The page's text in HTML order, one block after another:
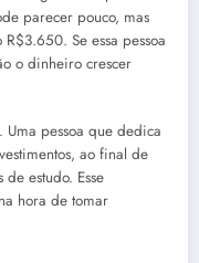
parecer pouco, mas
Se essa pessoa
o dinheiro crescer
pessoa que dedica
ao final de
estudo. Esse
hora de tomar